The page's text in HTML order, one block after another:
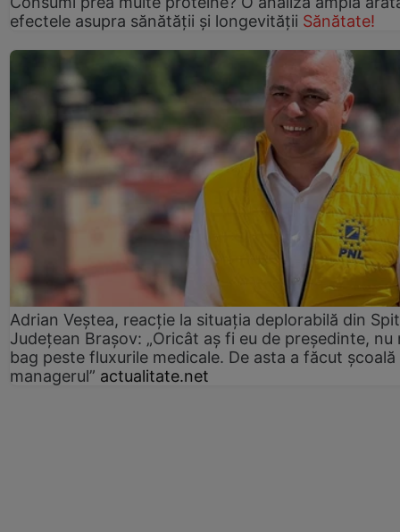
efectele asupra sănătății și longevității Sănătate!
Adrian Veștea, reacție la situația deplorabilă din
Județean Brașov: „Oricât aș fi eu de președinte, nu
bag peste fluxurile medicale. De asta a făcut școală
managerul” actualitate.net